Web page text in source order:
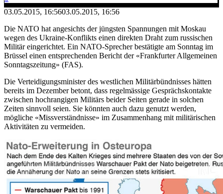
03.05.2015, 16:5603.05.2015, 16:56
Die NATO hat angesichts der jüngsten Spannungen mit Moskau
wegen des Ukraine-Konflikts einen direkten Draht zum russischen
Militär eingerichtet. Ein NATO-Sprecher bestätigte am Sonntag im
Brüssel einen entsprechenden Bericht der «Frankfurter Allgemeinen
Sonntagszeitung» (FAS).
Die Verteidigungsminister des westlichen Militärbündnisses hätten
bereits im Dezember betont, dass regelmässige Gesprächskontakte
zwischen hochrangigen Militärs beider Seiten gerade in solchen
Zeiten sinnvoll seien. Sie könnten auch dazu genutzt werden,
mögliche «Missverständnisse» im Zusammenhang mit militärischen
Aktivitäten zu vermeiden.